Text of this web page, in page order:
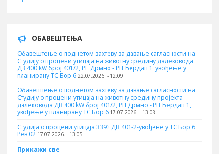
ОБАВЕШТЕЊА
Обавештење о поднетом захтеву за давање сагласности на
Студију о процени утицаја на животну средину далековода
ДВ 400 kW број 401/2, РП Дрмно - РП Ђердап 1, увођење у
планирану ТС Бор 6 22.07.2026. - 12:09
Обавештење о поднетом захтеву за давање сагласности на
Студију о процени утицаја на животну средину пројекта
далековода ДВ 400 kW број 401/2, РП Дрмно - РП Ђердап 1,
увођење у планирану ТС Бор 6 17.07.2026. - 13:08
Студија о процени утицаја 3393 ДВ 401-2-увођене у ТС Бор 6
Рев 02 17.07.2026. - 13:05
Прикажи све